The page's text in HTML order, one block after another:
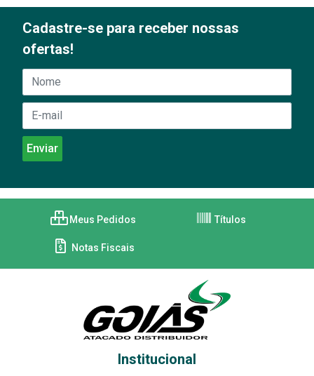
Cadastre-se para receber nossas
ofertas!
Meus Pedidos Títulos
Notas Fiscais
Institucional